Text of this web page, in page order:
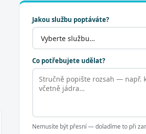
Jakou službu poptáváte?
Co potřebujete udělat?
Nemusíte být přesní — doladíme to při